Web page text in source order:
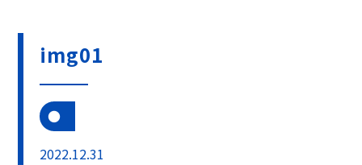
img01
2022.12.31